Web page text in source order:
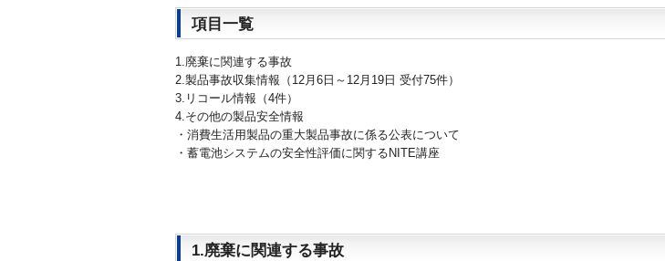
項目一覧
1.廃棄に関連する事故
2.製品事故収集情報（12月6日～12月19日 受付75件）
3.リコール情報（4件）
4.その他の製品安全情報
・消費生活用製品の重大製品事故に係る公表について
・蓄電池システムの安全性評価に関するNITE講座
1.廃棄に関連する事故